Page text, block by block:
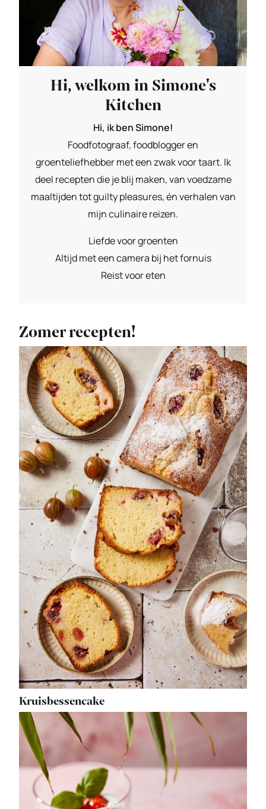
Hi, welkom in Simone's
Kitchen
Hi, ik ben Simone!
Foodfotograaf, foodblogger en
groenteliefhebber met een zwak voor taart. Ik
deel recepten die je blij maken, van voedzame
maaltijden tot guilty pleasures, én verhalen van
mijn culinaire reizen.
Liefde voor groenten
Altijd met een camera bij het fornuis
Reist voor eten
Zomer recepten!
Kruisbessencake